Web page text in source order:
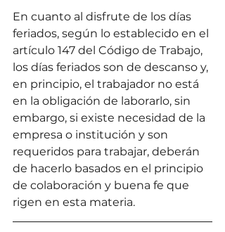
En cuanto al disfrute de los días
feriados, según lo establecido en el
artículo 147 del Código de Trabajo,
los días feriados son de descanso y,
en principio, el trabajador no está
en la obligación de laborarlo, sin
embargo, si existe necesidad de la
empresa o institución y son
requeridos para trabajar, deberán
de hacerlo basados en el principio
de colaboración y buena fe que
rigen en esta materia.